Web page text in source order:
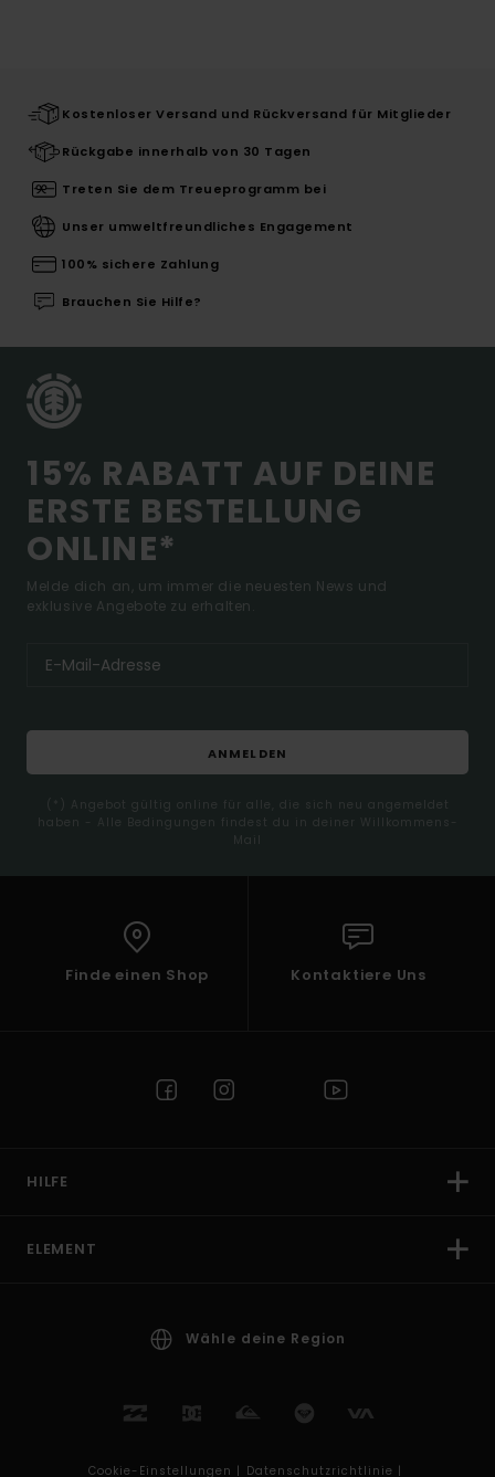
Kostenloser Versand und Rückversand für Mitglieder
Rückgabe innerhalb von 30 Tagen
Treten Sie dem Treueprogramm bei
Unser umweltfreundliches Engagement
100% sichere Zahlung
Brauchen Sie Hilfe?
15% RABATT AUF DEINE
ERSTE BESTELLUNG
ONLINE*
Melde dich an, um immer die neuesten News und
exklusive Angebote zu erhalten.
ANMELDEN
(*) Angebot gültig online für alle, die sich neu angemeldet
haben - Alle Bedingungen findest du in deiner Willkommens-
Mail
Finde einen Shop Kontaktiere Uns
HILFE
ELEMENT
Wähle deine Region
Cookie-Einstellungen | Datenschutzrichtlinie |